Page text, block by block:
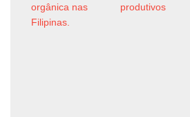
orgânica nas
Filipinas.
produtivos